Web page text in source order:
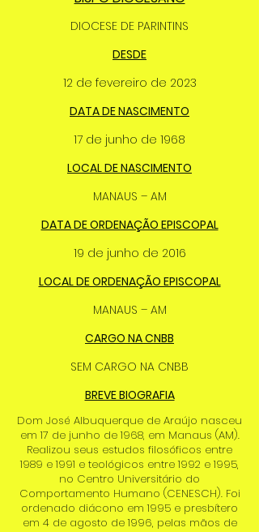
DIOCESE DE PARINTINS
DESDE
12 de fevereiro de 2023
DATA DE NASCIMENTO
17 de junho de 1968
LOCAL DE NASCIMENTO
MANAUS – AM
DATA DE ORDENAÇÃO EPISCOPAL
19 de junho de 2016
LOCAL DE ORDENAÇÃO EPISCOPAL
MANAUS – AM
CARGO NA CNBB
SEM CARGO NA CNBB
BREVE BIOGRAFIA
Dom José Albuquerque de Araújo nasceu
em 17 de junho de 1968, em Manaus (AM).
Realizou seus estudos filosóficos entre
1989 e 1991 e teológicos entre 1992 e 1995,
no Centro Universitário do
Comportamento Humano (CENESCH). Foi
ordenado diácono em 1995 e presbítero
em 4 de agosto de 1996, pelas mãos de